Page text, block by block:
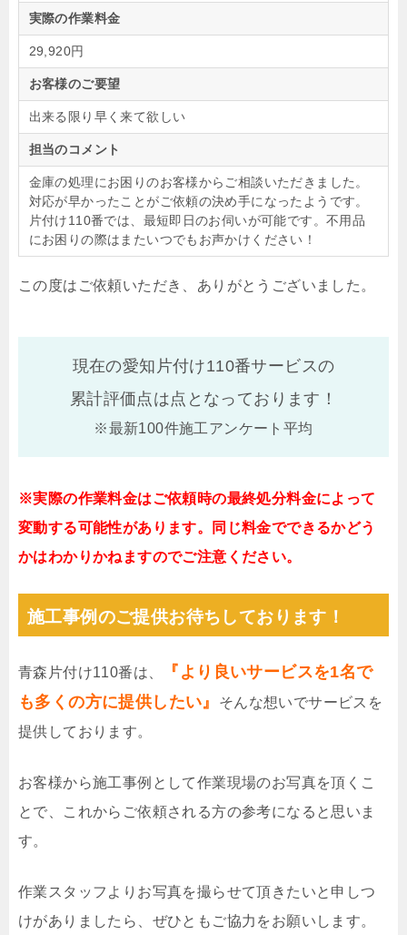
実際の作業料金
29,920円
お客様のご要望
出来る限り早く来て欲しい
担当のコメント
金庫の処理にお困りのお客様からご相談いただきました。
対応が早かったことがご依頼の決め手になったようです。
片付け110番では、最短即日のお伺いが可能です。不用品
にお困りの際はまたいつでもお声かけください！
この度はご依頼いただき、ありがとうございました。
現在の愛知片付け110番サービスの
累計評価点は点となっております！
※最新100件施工アンケート平均
※実際の作業料金はご依頼時の最終処分料金によって
変動する可能性があります。同じ料金でできるかどう
かはわかりかねますのでご注意ください。
施工事例のご提供お待ちしております！
青森片付け110番は、
『より良いサービスを1名で
も多くの方に提供したい』
そんな想いでサービスを
提供しております。
お客様から施工事例として作業現場のお写真を頂くこ
とで、これからご依頼される方の参考になると思いま
す。
作業スタッフよりお写真を撮らせて頂きたいと申しつ
けがありましたら、ぜひともご協力をお願いします。